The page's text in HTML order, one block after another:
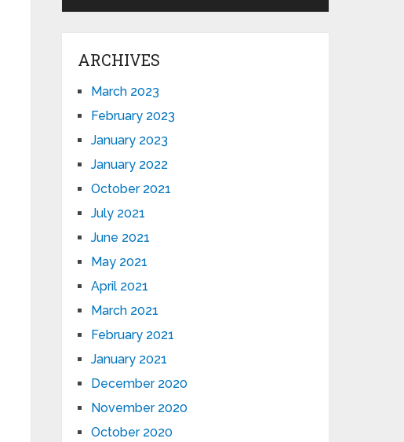
ARCHIVES
March 2023
February 2023
January 2023
January 2022
October 2021
July 2021
June 2021
May 2021
April 2021
March 2021
February 2021
January 2021
December 2020
November 2020
October 2020